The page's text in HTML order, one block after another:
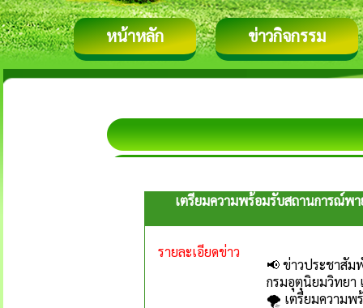
หน้าหลัก ข่าวกิจกรรม
เตรียมความพร้อมรับสถานการณ์พ
รายละเอียดข่าว
📢 ข่าวประชาสัม
กรมอุตุนิยมวิทยา
🌪 เตรียมความพร้